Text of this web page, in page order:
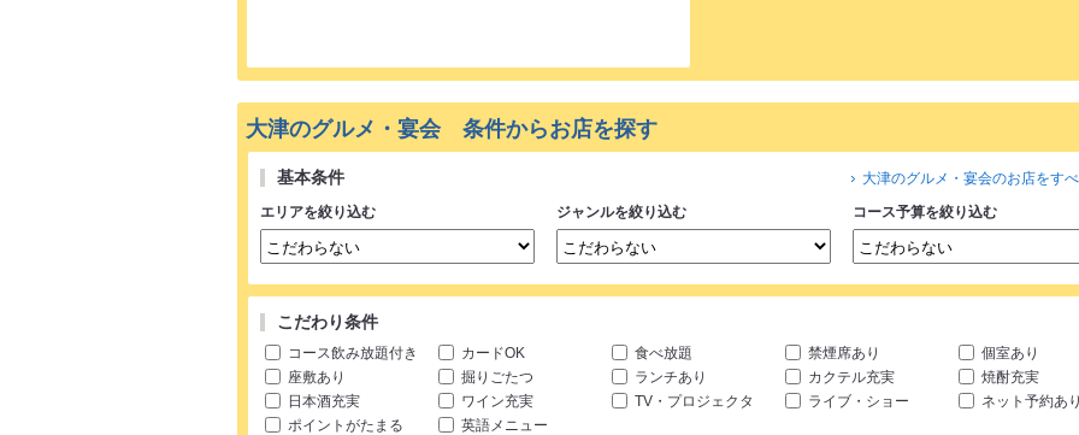
大津のグルメ・宴会 条件からお店を探す
基本条件
大津のグルメ・宴会のお店をす
エリアを絞り込む
ジャンルを絞り込む コース予算を絞り込む
こだわり条件
コース飲み放題付き カードOK 食べ放題 禁煙席あり
個室あり
座敷あり
掘りごたつ ランチあり カクテル充実
焼酎充実
日本酒充実
ワイン充実 TV・プロジェクタ ライブ・ショー
ネット予約あり
ポイントがたまる
英語メニュー